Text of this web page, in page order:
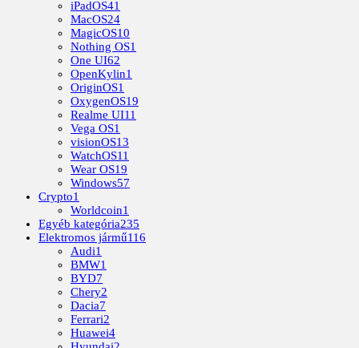
iPadOS41
MacOS24
MagicOS10
Nothing OS1
One UI62
OpenKylin1
OriginOS1
OxygenOS19
Realme UI11
Vega OS1
visionOS13
WatchOS11
Wear OS19
Windows57
Crypto1
Worldcoin1
Egyéb kategória235
Elektromos jármű116
Audi1
BMW1
BYD7
Chery2
Dacia7
Ferrari2
Huawei4